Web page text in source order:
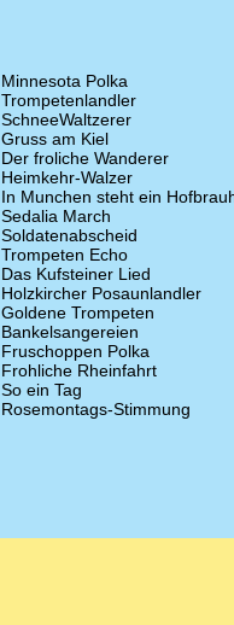
Minnesota Polka
Trompetenlandler
SchneeWaltzerer
Gruss am Kiel
Der froliche Wanderer
Heimkehr-Walzer
In Munchen steht ein
Sedalia March
Soldatenabscheid
Trompeten Echo
Das Kufsteiner Lied
Holzkircher Posaunlandler
Goldene Trompeten
Bankelsangereien
Fruschoppen Polka
Frohliche Rheinfahrt
So ein Tag
Rosemontags-Stimmung